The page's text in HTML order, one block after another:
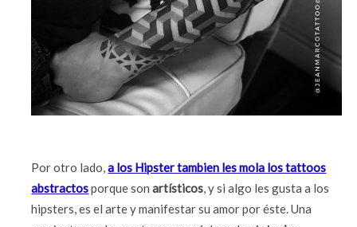
Por otro lado,a los Hipster tambien les mola los tattoos
abstractosporque sonartísticos, y si algo les gusta a los
hipsters, es el arte y manifestar su amor por éste. Una